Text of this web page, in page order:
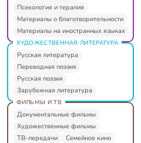
Психология и терапия
Материалы о благотворительности
Материалы на иностранных языках
ХУДОЖЕСТВЕННАЯ ЛИТЕРАТУРА
Русская литература
Переводная поэзия
Русская поэзия
Зарубежная литература
ФИЛЬМЫ И ТВ
Документальные фильмы
Художественные фильмы
ТВ-передачи
Семейное кино